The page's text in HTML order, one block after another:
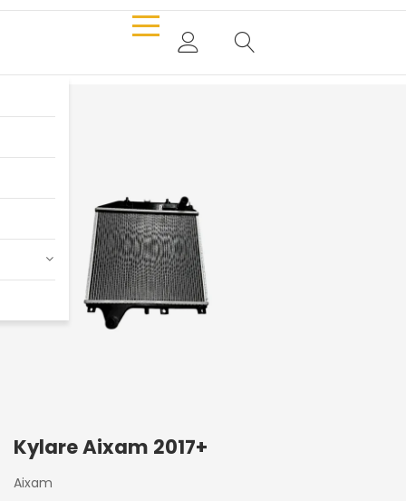
Kylare Aixam 2017+
Aixam